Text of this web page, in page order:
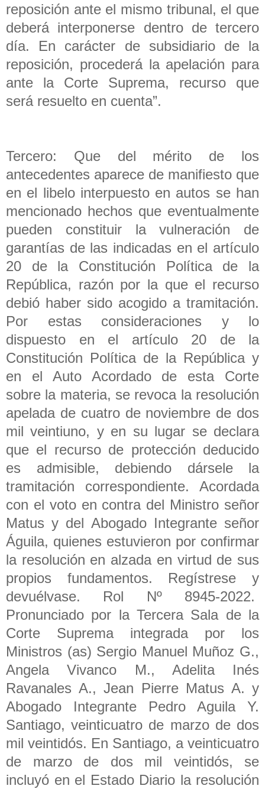
reposición ante el mismo tribunal, el que
deberá interponerse dentro de tercero
día. En carácter de subsidiario de la
reposición, procederá la apelación para
ante la Corte Suprema, recurso que
será resuelto en cuenta”.
Tercero: Que del mérito de los
antecedentes aparece de manifiesto que
en el libelo interpuesto en autos se han
mencionado hechos que eventualmente
pueden constituir la vulneración de
garantías de las indicadas en el artículo
20 de la Constitución Política de la
República, razón por la que el recurso
debió haber sido acogido a tramitación.
Por estas consideraciones y lo
dispuesto en el artículo 20 de la
Constitución Política de la República y
en el Auto Acordado de esta Corte
sobre la materia, se revoca la resolución
apelada de cuatro de noviembre de dos
mil veintiuno, y en su lugar se declara
que el recurso de protección deducido
es admisible, debiendo dársele la
tramitación correspondiente. Acordada
con el voto en contra del Ministro señor
Matus y del Abogado Integrante señor
Águila, quienes estuvieron por confirmar
la resolución en alzada en virtud de sus
propios fundamentos. Regístrese y
devuélvase. Rol Nº 8945-2022.
Pronunciado por la Tercera Sala de la
Corte Suprema integrada por los
Ministros (as) Sergio Manuel Muñoz G.,
Angela Vivanco M., Adelita Inés
Ravanales A., Jean Pierre Matus A. y
Abogado Integrante Pedro Aguila Y.
Santiago, veinticuatro de marzo de dos
mil veintidós. En Santiago, a veinticuatro
de marzo de dos mil veintidós, se
incluyó en el Estado Diario la resolución